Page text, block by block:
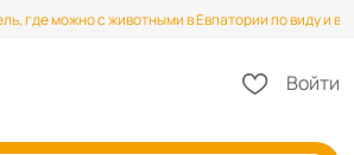
где можно с животными в Евпатории по виду и
Войти